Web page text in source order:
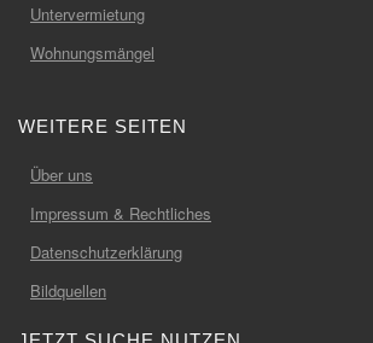
Untervermietung
Wohnungsmängel
WEITERE SEITEN
Über uns
Impressum & Rechtliches
Datenschutzerklärung
Bildquellen